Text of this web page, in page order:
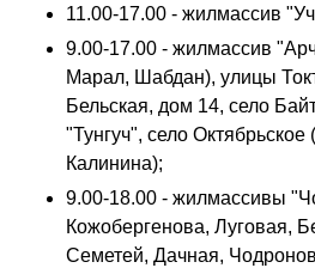
11.00-17.00 - жилмассив
9.00-17.00 - жилмассив
Марал, Шабдан), улицы
Бельская, дом 14, село
"Тунгуч", село
Калинина);
9.00-18.00 - жилмассивы
Кожобергенова, Луговая,
Семетей, Дачная,